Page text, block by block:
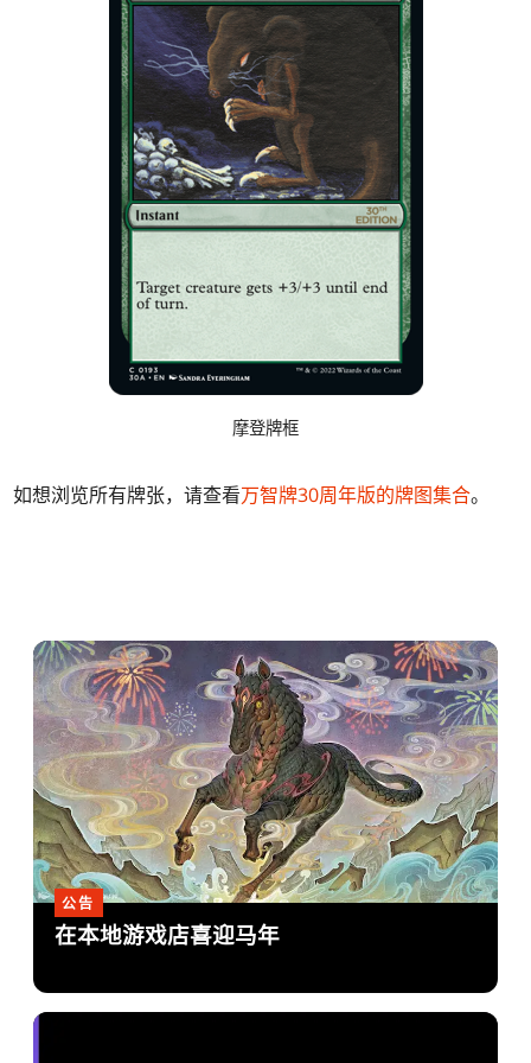
摩登牌框
如想浏览所有牌张，请查看万智牌30周年版的牌图集合。
公告
在本地游戏店喜迎马年